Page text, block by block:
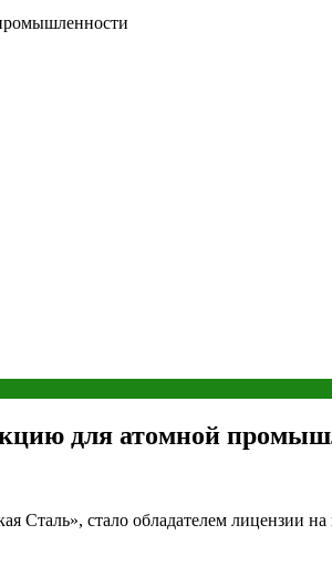
для атомной
стало обладателем лицензии